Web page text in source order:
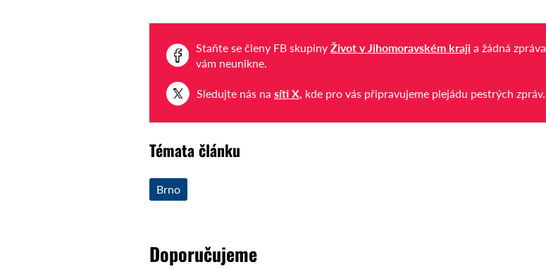
Staňte se členy FB skupinyŽivot v Jihomoravském kraji a žádná zpráva
vám neunikne.
Sledujte nás nasíti X , kde pro vás připravujeme plejádu pestrých zpráv.
Témata článku
Brno
Doporučujeme